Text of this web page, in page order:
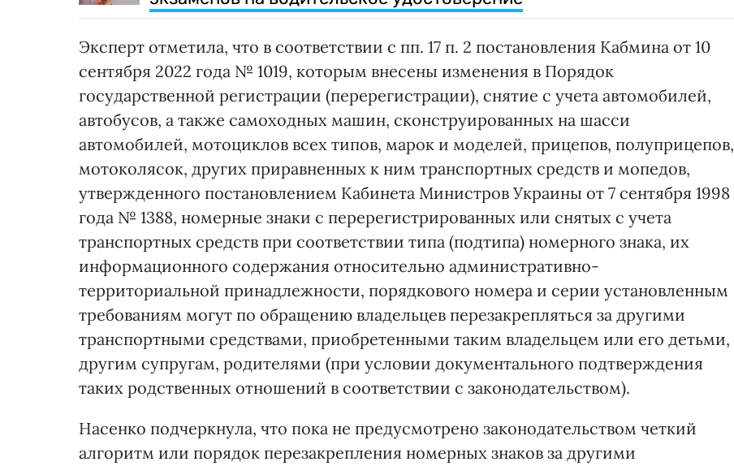
Эксперт отметила, что в соответствии с пп. 17 п. 2 постановления Кабмина от 10
сентября 2022 года № 1019, которым внесены изменения в Порядок
государственной регистрации (перерегистрации), снятие с учета автомобилей,
автобусов, а также самоходных машин, сконструированных на шасси
автомобилей, мотоциклов всех типов, марок и моделей, прицепов, полуприцепов,
мотоколясок, других приравненных к ним транспортных средств и мопедов,
утвержденного постановлением Кабинета Министров Украины от 7 сентября 1998
года № 1388, номерные знаки с перерегистрированных или снятых с учета
транспортных средств при соответствии типа (подтипа) номерного знака, их
информационного содержания относительно административно-
территориальной принадлежности, порядкового номера и серии установленным
требованиям могут по обращению владельцев перезакрепляться за другими
транспортными средствами, приобретенными таким владельцем или его детьми,
другим супругам, родителями (при условии документального подтверждения
таких родственных отношений в соответствии с законодательством).
Насенко подчеркнула, что пока не предусмотрено законодательством четкий
алгоритм или порядок перезакрепления номерных знаков за другими